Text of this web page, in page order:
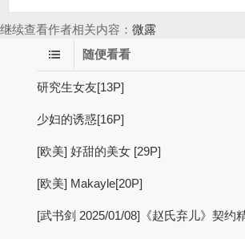
继续查看作者相关内容： 微露
随便看看
研究生女友[13P]
少妇的诱惑[16P]
[欧美] 好甜的美女 [29P]
[欧美] Makayle[20P]
[武书剑 2025/01/08]《赵氏弃儿》契约